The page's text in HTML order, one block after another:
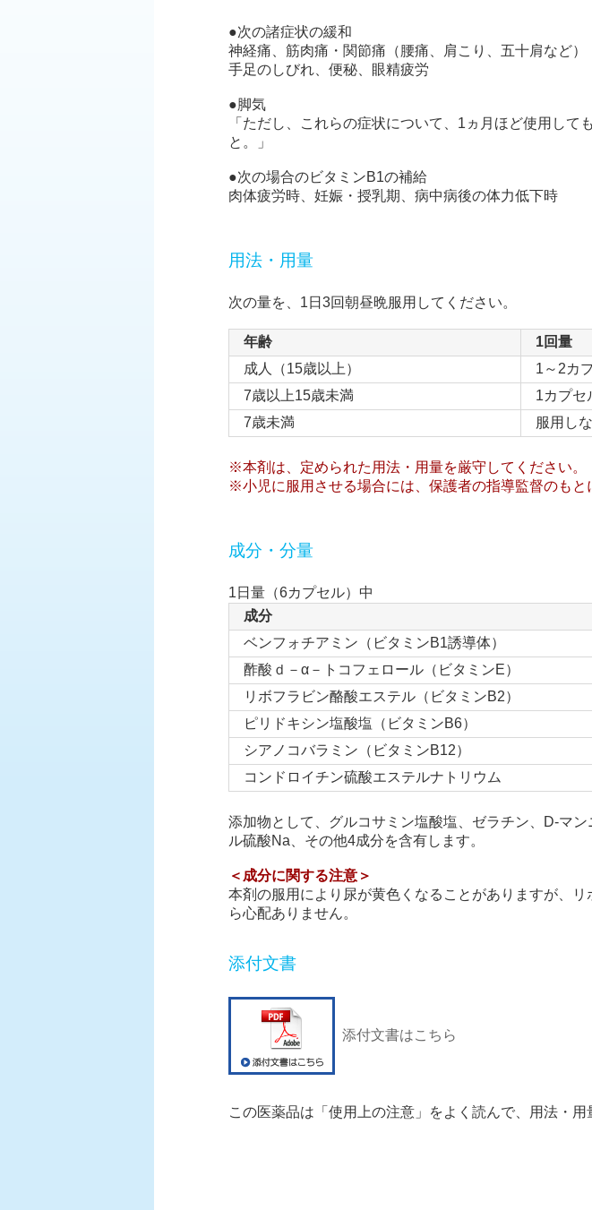
●次の諸症状の緩和
神経痛、筋肉痛・関節痛（腰痛、肩こり、五十肩など）
手足のしびれ、便秘、眼精疲労
●脚気
「ただし、これらの症状について、1ヵ月ほど使用し
と。」
●次の場合のビタミンB1の補給
肉体疲労時、妊娠・授乳期、病中病後の体力低下時
用法・用量
次の量を、1日3回朝昼晩服用してください。
年齢 1回量
成人（15歳以上）
1～2カ
7歳以上15歳未満
1カプセ
7歳未満
服用し
※本剤は、定められた用法・用量を厳守してください。
※小児に服用させる場合には、保護者の指導監督のもと
成分・分量
1日量（6カプセル）中
成分
ベンフォチアミン（ビタミンB1誘導体）
酢酸ｄ－α－トコフェロール（ビタミンE）
リボフラビン酪酸エステル（ビタミンB2）
ピリドキシン塩酸塩（ビタミンB6）
シアノコバラミン（ビタミンB12）
コンドロイチン硫酸エステルナトリウム
添加物として、グルコサミン塩酸塩、ゼラチン、D-マ
ル硫酸Na、その他4成分を含有します。
＜成分に関する注意＞
本剤の服用により尿が黄色くなることがありますが、
ら心配ありません。
添付文書
添付文書はこちら
この医薬品は「使用上の注意」をよく読んで、用法・用